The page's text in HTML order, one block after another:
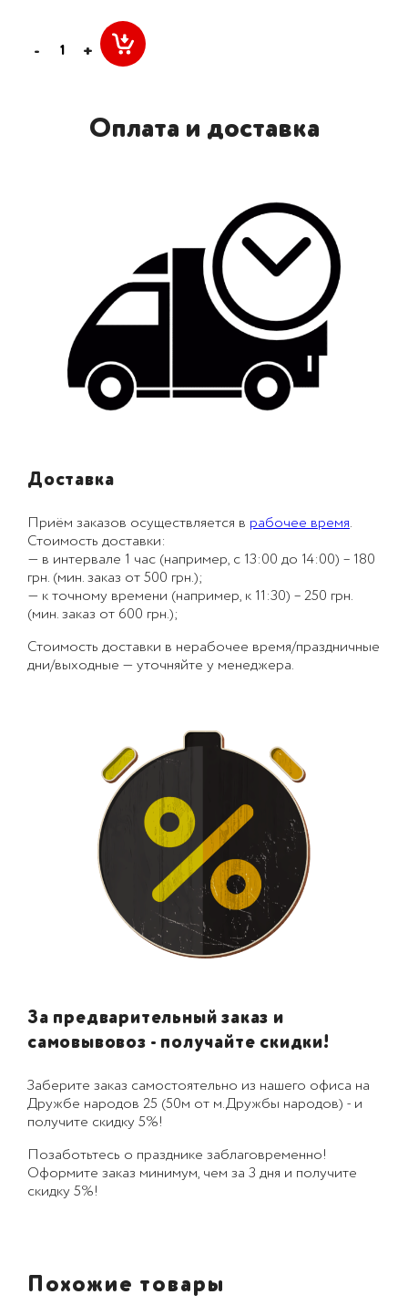
- +
Оплата и доставка
Доставка
Приём заказов осуществляется в рабочее время.
Стоимость доставки:
— в интервале 1 час (например, с 13:00 до 14:00) – 180
грн. (мин. заказ от 500 грн.);
— к точному времени (например, к 11:30) – 250 грн.
(мин. заказ от 600 грн.);
Стоимость доставки в нерабочее время/праздничные
дни/выходные — уточняйте у менеджера.
За предварительный заказ и
самовывовоз - получайте скидки!
Заберите заказ самостоятельно из нашего офиса на
Дружбе народов 25 (50м от м.Дружбы народов) - и
получите скидку 5%!
Позаботьтесь о празднике заблаговременно!
Оформите заказ минимум, чем за 3 дня и получите
скидку 5%!
Похожие товары